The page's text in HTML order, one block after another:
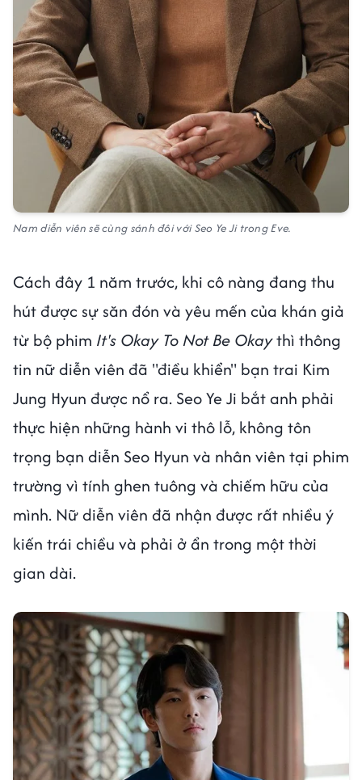
Nam diễn viên sẽ cùng sánh đôi với Seo Ye Ji trong Eve.
Cách đây 1 năm trước, khi cô nàng đang thu
hút được sự săn đón và yêu mến của khán giả
từ bộ phim It's Okay To Not Be Okaythì thông
tin nữ diễn viên đã "điều khiển" bạn trai Kim
Jung Hyun được nổ ra. Seo Ye Ji bắt anh phải
thực hiện những hành vi thô lỗ, không tôn
trọng bạn diễn Seo Hyun và nhân viên tại phim
trường vì tính ghen tuông và chiếm hữu của
mình. Nữ diễn viên đã nhận được rất nhiều ý
kiến trái chiều và phải ở ẩn trong một thời
gian dài.